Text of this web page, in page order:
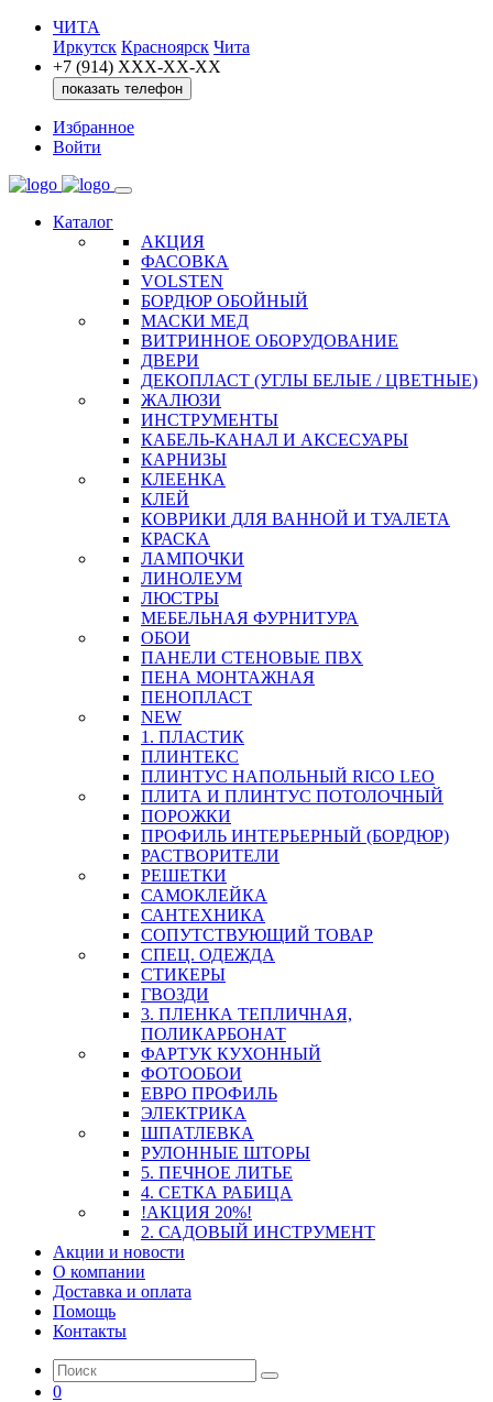
ЧИТА
Иркутск Красноярск Чита
+7 (914) XXХ-ХХ-XX
показать телефон
Избранное
Войти
Каталог
АКЦИЯ
ФАСОВКА
VOLSTEN
БОРДЮР ОБОЙНЫЙ
МАСКИ МЕД
ВИТРИННОЕ ОБОРУДОВАНИЕ
ДВЕРИ
ДЕКОПЛАСТ (УГЛЫ БЕЛЫЕ / ЦВЕТНЫЕ)
ЖАЛЮЗИ
ИНСТРУМЕНТЫ
КАБЕЛЬ-КАНАЛ И АКСЕСУАРЫ
КАРНИЗЫ
КЛЕЕНКА
КЛЕЙ
КОВРИКИ ДЛЯ ВАННОЙ И ТУАЛЕТА
КРАСКА
ЛАМПОЧКИ
ЛИНОЛЕУМ
ЛЮСТРЫ
МЕБЕЛЬНАЯ ФУРНИТУРА
ОБОИ
ПАНЕЛИ СТЕНОВЫЕ ПВХ
ПЕНА МОНТАЖНАЯ
ПЕНОПЛАСТ
NEW
1. ПЛАСТИК
ПЛИНТЕКС
ПЛИНТУС НАПОЛЬНЫЙ RICO LEO
ПЛИТА И ПЛИНТУС ПОТОЛОЧНЫЙ
ПОРОЖКИ
ПРОФИЛЬ ИНТЕРЬЕРНЫЙ (БОРДЮР)
РАСТВОРИТЕЛИ
РЕШЕТКИ
САМОКЛЕЙКА
САНТЕХНИКА
СОПУТСТВУЮЩИЙ ТОВАР
СПЕЦ. ОДЕЖДА
СТИКЕРЫ
ГВОЗДИ
3. ПЛЕНКА ТЕПЛИЧНАЯ,
ПОЛИКАРБОНАТ
ФАРТУК КУХОННЫЙ
ФОТООБОИ
ЕВРО ПРОФИЛЬ
ЭЛЕКТРИКА
ШПАТЛЕВКА
РУЛОННЫЕ ШТОРЫ
5. ПЕЧНОЕ ЛИТЬЕ
4. СЕТКА РАБИЦА
!АКЦИЯ 20%!
2. САДОВЫЙ ИНСТРУМЕНТ
Акции и новости
О компании
Доставка и оплата
Помощь
Контакты
0